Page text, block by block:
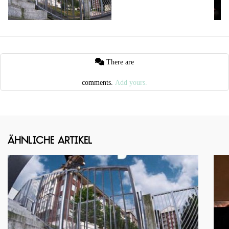
comments. Add yours.
Ähnliche Artikel